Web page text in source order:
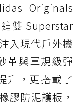
14 GTX：搭
方位防水神鞋
TEX：潮
街頭顏值一次攻
GTX：越野
高神器一次滿
Originals
雙 Superstar
入現代戶外機
革與軍規級彈
升，更搭載了
膠防泥護板，